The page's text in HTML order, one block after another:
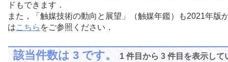
ドもできます．
また，「触媒技術の動向と展望」（触媒年鑑）も2021年
はこちら をご参照ください．
該当件数は 3 です。1 件目から 3 件目を表示して